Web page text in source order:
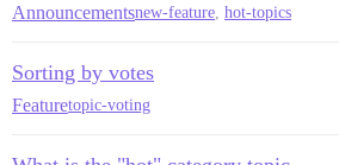
Announcementsnew-feature, hot-topics
Sorting by votes
Featuretopic-voting